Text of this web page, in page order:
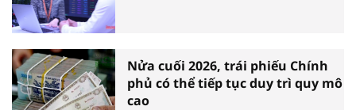
Nửa cuối 2026, trái phiếu Chính
phủ có thể tiếp tục duy trì quy mô
cao